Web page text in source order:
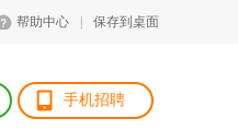
帮助中心 保存到桌面
手机招聘